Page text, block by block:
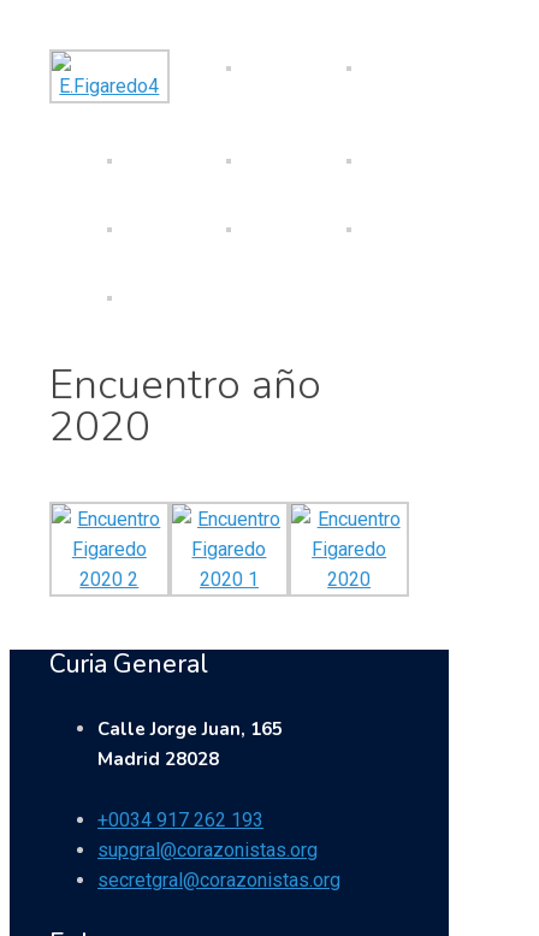
Encuentro año
2020
Curia General
Calle Jorge Juan, 165
Madrid 28028
+0034 917 262 193
supgral@corazonistas.org
secretgral@corazonistas.org